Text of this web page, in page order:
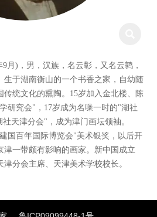
9月)，男，汉族，名云彰，又名云鹑，
生于湖南衡山的一个书香之家，自幼随
传统文化的熏陶。15岁加入金北楼、陈
研究会"，17岁成为名噪一时的"湖社
天津分会"，成为津门画坛领袖。
国百年国际博览会"美术银奖，以后开
津一带颇有影响的画家。新中国成立
分会主席、天津美术学校校长。